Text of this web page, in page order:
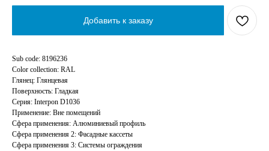
Добавить к заказу
Sub code: 8196236
Color collection: RAL
Глянец: Глянцевая
Поверхность: Гладкая
Серия: Interpon D1036
Применение: Вне помещений
Сфера применения: Алюминиевый профиль
Сфера применения 2: Фасадные кассеты
Сфера применения 3: Системы ограждения